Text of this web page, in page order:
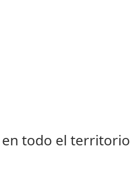
en todo el territorio